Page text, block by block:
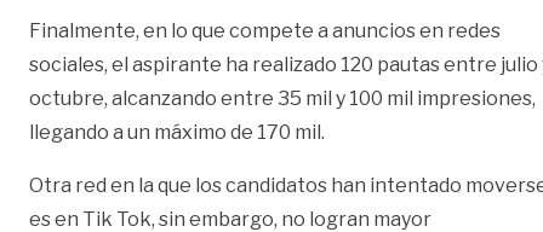
Finalmente, en lo que compete a anuncios en redes
sociales, el aspirante ha realizado 120 pautas entre julio
octubre, alcanzando entre 35 mil y 100 mil impresiones,
llegando a un máximo de 170 mil.
Otra red en la que los candidatos han intentado
es en Tik Tok, sin embargo, no logran mayor